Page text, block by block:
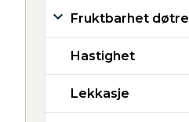
Fruktbarhet døtre
Hastighet
Lekkasje